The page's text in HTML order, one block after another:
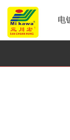
电